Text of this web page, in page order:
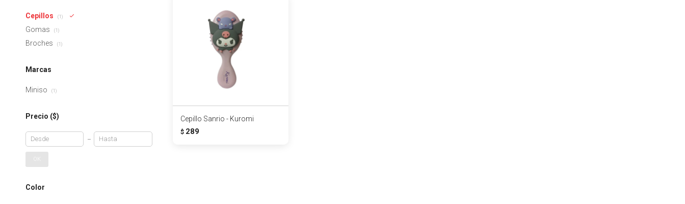
Cepillo Sanrio - Kuromi
$ 289
Cepillos (1)
Gomas (1)
Broches (1)
Marcas
Miniso (1)
Precio ($)
OK
Color